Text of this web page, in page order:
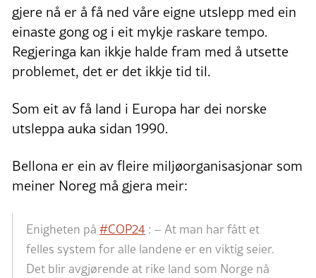
gjere nå er å få ned våre eigne utslepp med ein
einaste gong og i eit mykje raskare tempo.
Regjeringa kan ikkje halde fram med å utsette
problemet, det er det ikkje tid til.
Som eit av få land i Europa har dei norske
utsleppa auka sidan 1990.
Bellona er ein av fleire miljøorganisasjonar som
meiner Noreg må gjera meir:
Enigheten på #COP24 : – At man har fått et
felles system for alle landene er en viktig seier.
Det blir avgjørende at rike land som Norge nå